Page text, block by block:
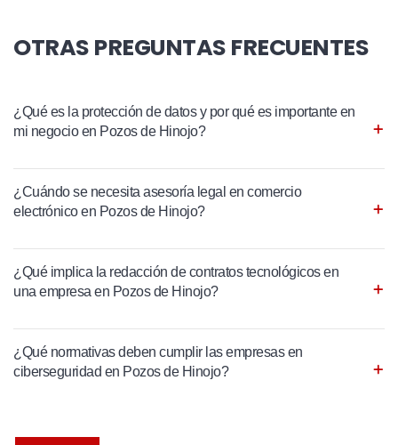
OTRAS PREGUNTAS FRECUENTES
¿Qué es la protección de datos y por qué es importante en
mi negocio en Pozos de Hinojo?
¿Cuándo se necesita asesoría legal en comercio
electrónico en Pozos de Hinojo?
¿Qué implica la redacción de contratos tecnológicos en
una empresa en Pozos de Hinojo?
¿Qué normativas deben cumplir las empresas en
ciberseguridad en Pozos de Hinojo?